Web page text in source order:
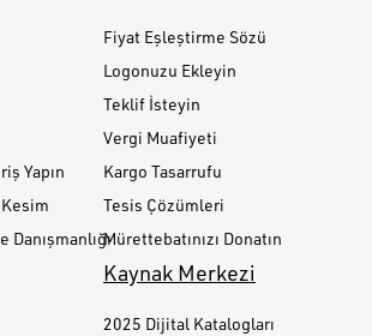
Yapın
Danışmanlığı
Fiyat Eşleştirme Sözü
Logonuzu Ekleyin
Teklif İsteyin
Vergi Muafiyeti
Kargo Tasarrufu
Tesis Çözümleri
Mürettebatınızı Donatın
Kaynak Merkezi
2025 Dijital Katalogları